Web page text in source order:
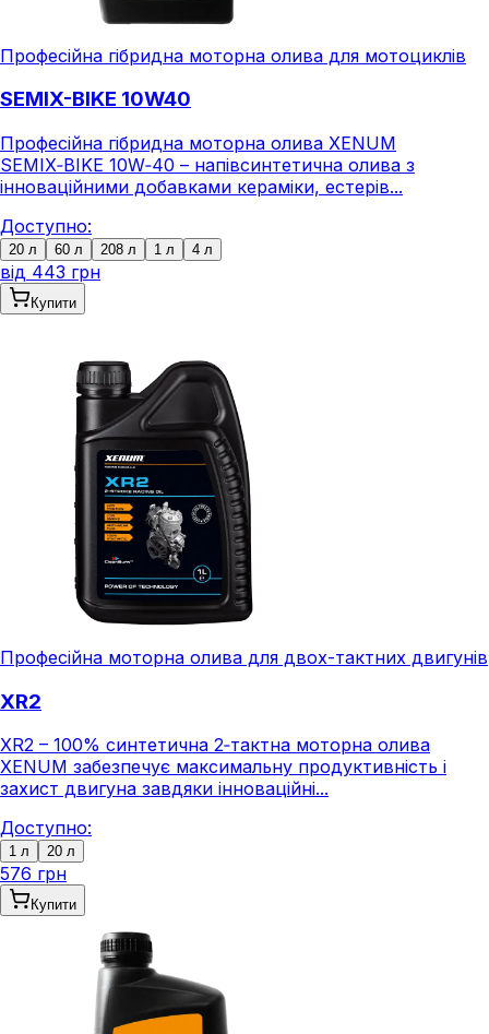
Професійна гібридна моторна олива для мотоциклів
SEMIX-BIKE 10W40
Професійна гібридна моторна олива XENUM
SEMIX‑BIKE 10W‑40 – напівсинтетична олива з
інноваційними добавками кераміки, естерів...
Доступно:
20 л 60 л 208 л 1 л 4 л
від 443 грн
Купити
Професійна моторна олива для двох-тактних двигунів
XR2
XR2 – 100% синтетична 2‑тактна моторна олива
XENUM забезпечує максимальну продуктивність і
захист двигуна завдяки інноваційні...
Доступно:
1 л 20 л
576 грн
Купити